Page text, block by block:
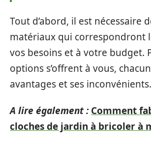
Tout d’abord, il est nécessaire
matériaux qui correspondront
vos besoins et à votre budget.
options s’offrent à vous,
avantages et ses inconvénients.
A lire également : Comment
cloches de jardin à bricoler à